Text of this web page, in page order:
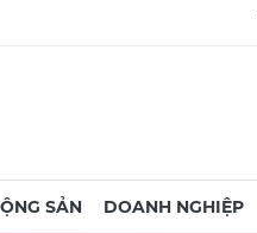
SẢN DOANH NGHIỆP